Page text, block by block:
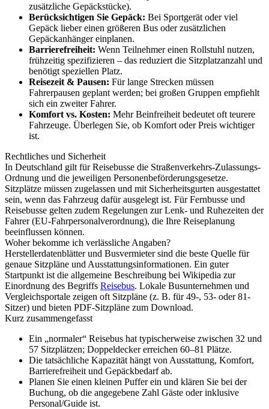
zusätzliche Gepäckstücke).
Berücksichtigen Sie Gepäck: Bei Sportgerät oder viel
Gepäck lieber einen größeren Bus oder zusätzlichen
Gepäckanhänger einplanen.
Barrierefreiheit: Wenn Teilnehmer einen Rollstuhl nutzen,
frühzeitig spezifizieren – das reduziert die Sitzplatzanzahl und
benötigt speziellen Platz.
Reisezeit & Pausen: Für lange Strecken müssen
Fahrerpausen geplant werden; bei großen Gruppen empfiehlt
sich ein zweiter Fahrer.
Komfort vs. Kosten: Mehr Beinfreiheit bedeutet oft teurere
Fahrzeuge. Überlegen Sie, ob Komfort oder Preis wichtiger
ist.
Rechtliches und Sicherheit
In Deutschland gilt für Reisebusse die Straßenverkehrs-Zulassungs-
Ordnung und die jeweiligen Personenbeförderungsgesetze.
Sitzplätze müssen zugelassen und mit Sicherheitsgurten ausgestattet
sein, wenn das Fahrzeug dafür ausgelegt ist. Für Fernbusse und
Reisebusse gelten zudem Regelungen zur Lenk- und Ruhezeiten der
Fahrer (EU-Fahrpersonalverordnung), die Ihre Reiseplanung
beeinflussen können.
Woher bekomme ich verlässliche Angaben?
Herstellerdatenblätter und Busvermieter sind die beste Quelle für
genaue Sitzpläne und Ausstattungsinformationen. Ein guter
Startpunkt ist die allgemeine Beschreibung bei Wikipedia zur
Einordnung des Begriffs Reisebus. Lokale Busunternehmen und
Vergleichsportale zeigen oft Sitzpläne (z. B. für 49-, 53- oder 81-
Sitzer) und bieten PDF-Sitzpläne zum Download.
Kurz zusammengefasst
Ein „normaler“ Reisebus hat typischerweise zwischen 32 und
57 Sitzplätzen; Doppeldecker erreichen 60–81 Plätze.
Die tatsächliche Kapazität hängt von Ausstattung, Komfort,
Barrierefreiheit und Gepäckbedarf ab.
Planen Sie einen kleinen Puffer ein und klären Sie bei der
Buchung, ob die angegebene Zahl Gäste oder inklusive
Personal/Guide ist.